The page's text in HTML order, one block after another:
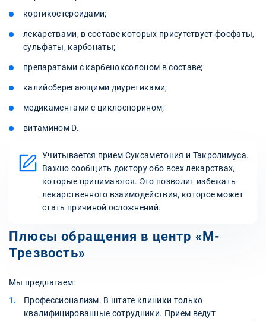
кортикостероидами;
лекарствами, в составе которых присутствует фосфаты,
сульфаты, карбонаты;
препаратами с карбеноксолоном в составе;
калийсберегающими диуретиками;
медикаментами с циклоспорином;
витамином D.
Учитывается прием Суксаметония и Такролимуса.
Важно сообщить доктору обо всех лекарствах,
которые принимаются. Это позволит избежать
лекарственного взаимодействия, которое может
стать причиной осложнений.
Плюсы обращения в центр «‎М-
Трезвость»
Мы предлагаем:
Профессионализм. В штате клиники только
квалифицированные сотрудники. Прием ведут